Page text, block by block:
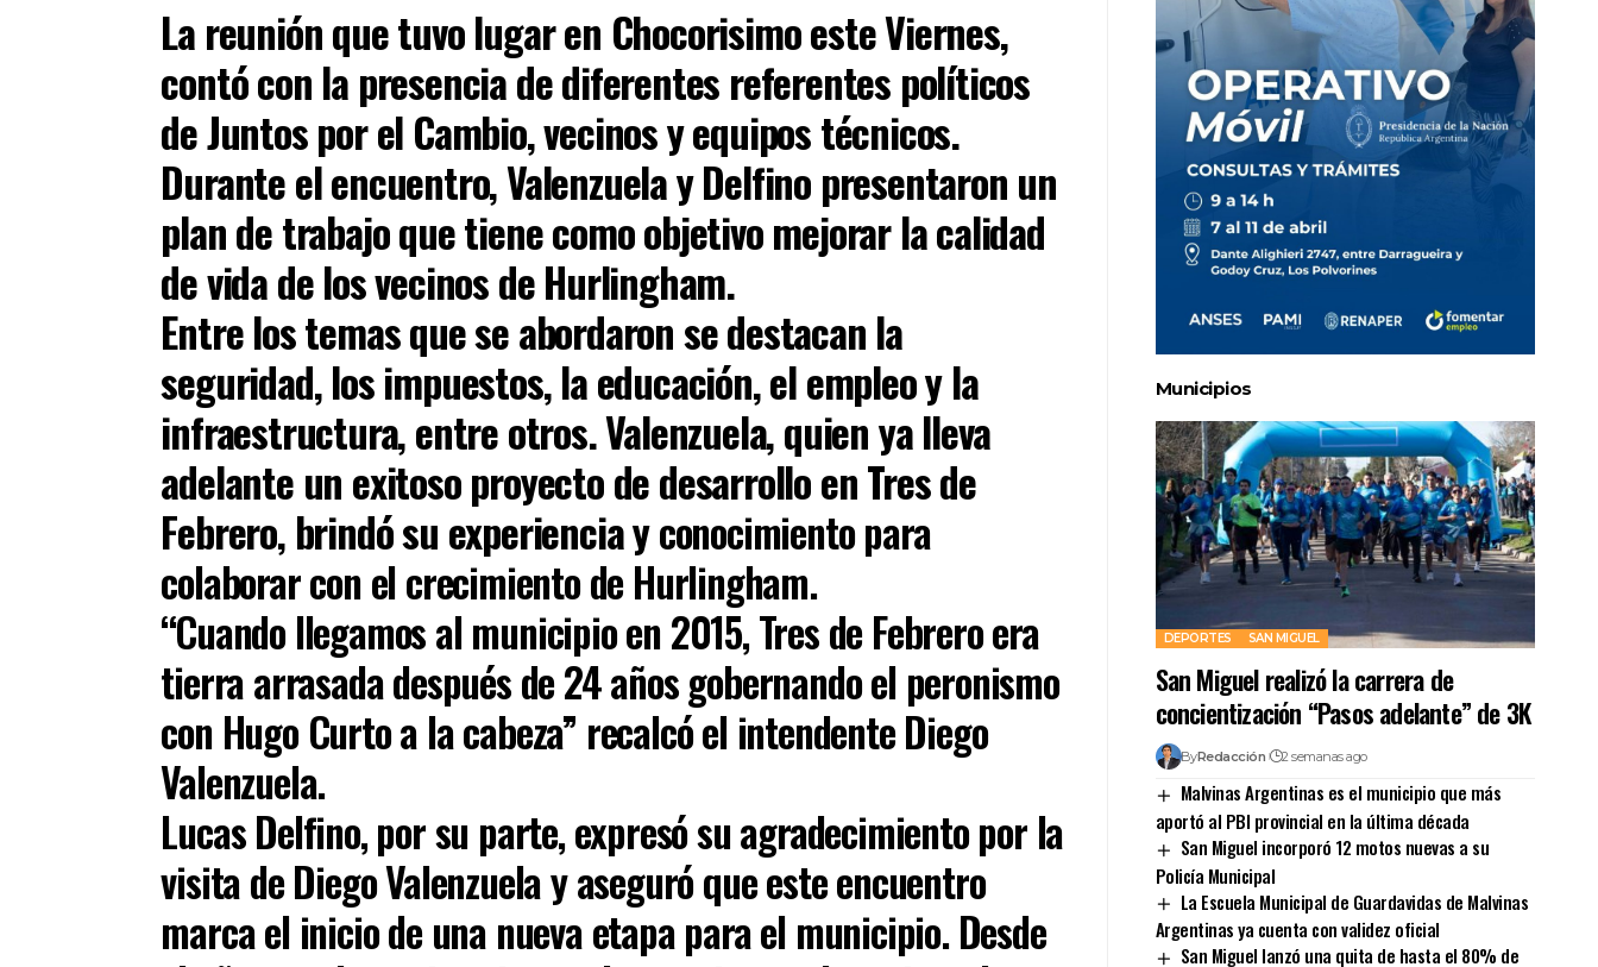
La reunión que tuvo lugar en Chocorisimo este Viernes,
contó con la presencia de diferentes referentes políticos
de Juntos por el Cambio, vecinos y equipos técnicos.
Durante el encuentro, Valenzuela y Delfino presentaron un
plan de trabajo que tiene como objetivo mejorar la calidad
de vida de los vecinos de Hurlingham.
Entre los temas que se abordaron se destacan la
seguridad, los impuestos, la educación, el empleo y la
infraestructura, entre otros. Valenzuela, quien ya lleva
adelante un exitoso proyecto de desarrollo en Tres de
Febrero, brindó su experiencia yconocimiento para
colaborar con el crecimiento de Hurlingham.
“Cuando llegamos al municipio en 2015, Tres de Febrero era
tierra arrasada después de 24 años gobernando el peronismo
con Hugo Curto a la cabeza” recalcó el intendente Diego
Valenzuela.
Lucas Delfino, por su parte, expresó su agradecimiento por la
visita de Diego Valenzuela y aseguró que este encuentro
marca el inicio de una nueva etapa para el municipio. Desde
Municipios
DEPORTES SAN MIGUEL
San Miguel realizó la carrera de
concientización “Pasos adelante” de 3K
ByRedacción 2 semanas ago
Malvinas Argentinas es el municipio que más
aportó al PBI provincial en la última década
San Miguel incorporó 12 motos nuevas a su
Policía Municipal
La Escuela Municipal de Guardavidas de Malvinas
Argentinas ya cuenta con validez oficial
San Miguel lanzó una quita de hasta el 80% de